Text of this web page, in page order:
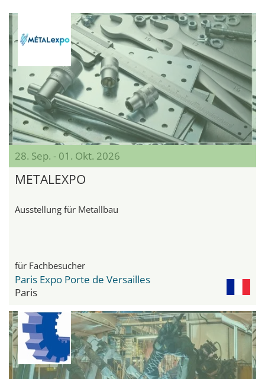
28. Sep. - 01. Okt. 2026
METALEXPO
Ausstellung für Metallbau
für Fachbesucher
Paris Expo Porte de Versailles
Paris